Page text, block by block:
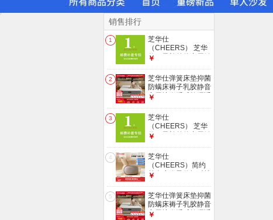
销售排行
1
芝华仕
（CHEERS） 芝华
仕一元补差价专用链
10元
￥
2
芝华仕弹簧床垫抑菌
防螨床褥子乳胶静音
家用护脊睡感软硬适
升级款-1.8*2M 优先
发货（详询客服）
￥
3
芝华仕
（CHEERS） 芝华
仕一元补差价专用链
100元
￥
4
芝华仕
（CHEERS）简约
单人小凳子休闲科技
背椅芝华士XJ016
奶咖色【Q】 优先发
货（详询客服）
￥
5
芝华仕弹簧床垫抑菌
防螨床褥子乳胶静音
家用护脊睡感软硬适
￥